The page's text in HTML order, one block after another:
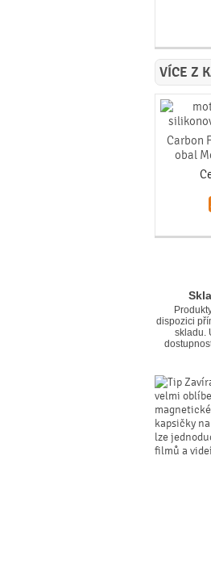
VÍCE Z
Carbon
obal
dispozici
skladu.
velmi
kapsičky
lze
filmů a